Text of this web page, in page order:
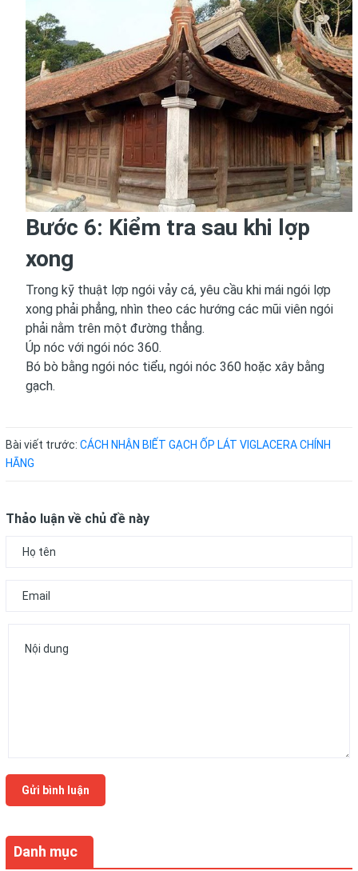
Danh mục
Bước 6: Kiểm tra sau khi lợp
xong
Trong kỹ thuật lợp ngói vảy cá, yêu cầu khi mái ngói lợp
xong phải phẳng, nhìn theo các hướng các mũi viên ngói
phải nằm trên một đường thẳng.
Úp nóc với ngói nóc 360.
Bó bò bằng ngói nóc tiểu, ngói nóc 360 hoặc xây bằng
gạch.
Bài viết trước: CÁCH NHẬN BIẾT GẠCH ỐP LÁT VIGLACERA CHÍNH
HÃNG
Thảo luận về chủ đề này
Gửi bình luận